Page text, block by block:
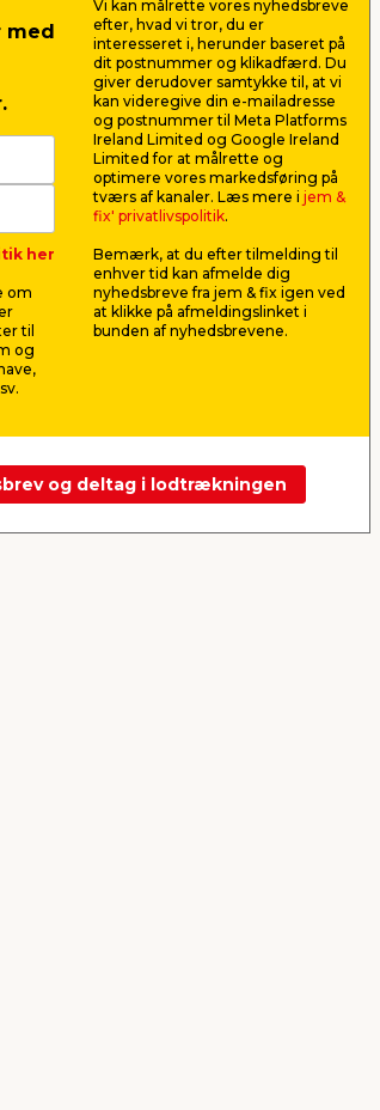
grundrens 1
og affedtning af
før malerarbejde.
pr. stk.
tillægges
med 5 m.
Lev. omk.
Næste
med
her
om
til
og
Vi kan målrette vores nyhedsbreve
efter, hvad vi tror, du er
interesseret i, herunder baseret på
dit postnummer og klikadfærd. Du
giver derudover samtykke til, at vi
kan videregive din e-mailadresse
og postnummer til Meta Platforms
Ireland Limited og Google Ireland
Limited for at målrette og
optimere vores markedsføring på
tværs af kanaler. Læs mere i jem &
fix' privatlivspolitik.
Bemærk, at du efter tilmelding til
enhver tid kan afmelde dig
nyhedsbreve fra jem & fix igen ved
at klikke på afmeldingslinket i
bunden af nyhedsbrevene.
og deltag i lodtrækningen